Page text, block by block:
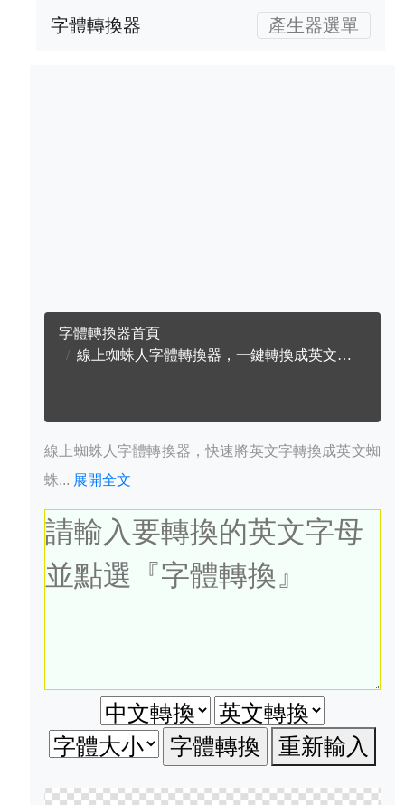
字體轉換器 產生器選單
字體轉換器首頁
線上蜘蛛人字體轉換器，一鍵轉換成英文蜘蛛人字體
線上蜘蛛人字體轉換器，快速將英文字轉換成英文蜘
蛛... 展開全文
重新輸入